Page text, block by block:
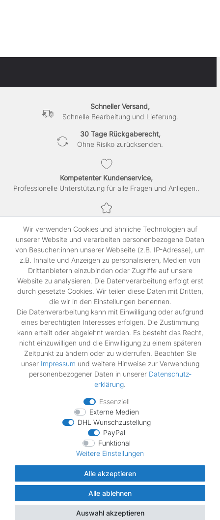
Schneller Versand,
Schnelle Bearbeitung und Lieferung.
30 Tage Rückgaberecht,
Ohne Risiko zurücksenden.
Kompetenter Kundenservice,
Professionelle Unterstützung für alle Fragen und Anliegen..
SSL-verschlüsselte Abwicklung für maximale Sicherheit.
Shop
Kontakt
Rechtliches
Widerrufs­recht
Impressum
Daten­schutz­erklärung
AGB
Vertrag widerrufen
Zahlungsarten
Wir verschicken mit
© Copyright MDS Ersatzteile 2026 | Alle Rechte vorbehalten.
Wir verwenden Cookies und ähnliche Technologien auf
unserer Website und verarbeiten personenbezogene Daten
von Besucher:innen unserer Webseite (z.B. IP-Adresse), um
z.B. Inhalte und Anzeigen zu personalisieren, Medien von
Drittanbietern einzubinden oder Zugriffe auf unsere
Website zu analysieren. Die Datenverarbeitung erfolgt erst
durch gesetzte Cookies. Wir teilen diese Daten mit Dritten,
die wir in den Einstellungen benennen.
Die Datenverarbeitung kann mit Einwilligung oder aufgrund
eines berechtigten Interesses erfolgen. Die Zustimmung
kann erteilt oder abgelehnt werden. Es besteht das Recht,
nicht einzuwilligen und die Einwilligung zu einem späteren
Zeitpunkt zu ändern oder zu widerrufen. Beachten Sie
unser Impressum und weitere Hinweise zur Verwendung
personenbezogener Daten in unserer Daten­schutz­
erklärung.
Essenziell
Externe Medien
DHL Wunschzustellung
PayPal
Funktional
Weitere Einstellungen
Alle akzeptieren
Alle ablehnen
Auswahl akzeptieren